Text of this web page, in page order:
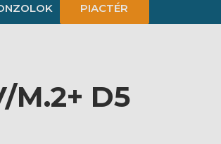
PIACTÉR
M.2+ D5